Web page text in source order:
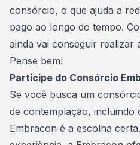
consórcio, o que ajuda a
pago ao longo do tempo.
ainda vai conseguir realizar
Pense bem!
Participe do Consórcio
Se você busca um
de contemplação, incluindo
Embracon é a escolha